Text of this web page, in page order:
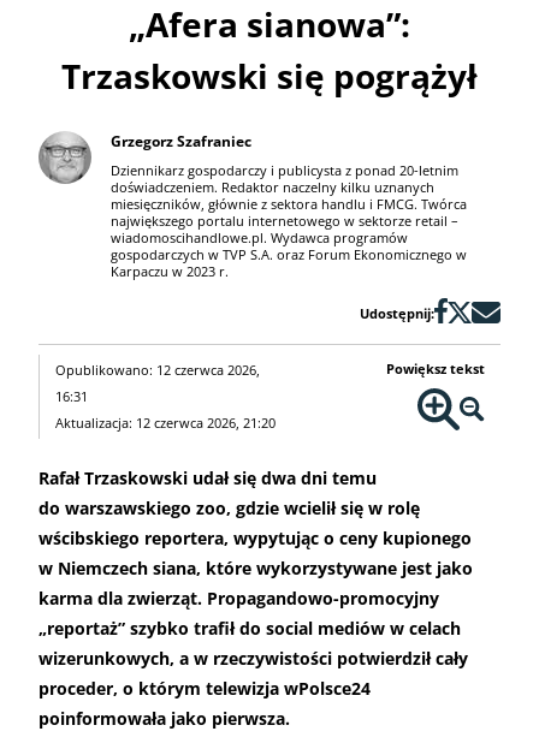
„Afera sianowa”:
Trzaskowski się pogrążył
Grzegorz Szafraniec
Dziennikarz gospodarczy i publicysta z ponad 20-letnim
doświadczeniem. Redaktor naczelny kilku uznanych
miesięczników, głównie z sektora handlu i FMCG. Twórca
największego portalu internetowego w sektorze retail –
wiadomoscihandlowe.pl. Wydawca programów
gospodarczych w TVP S.A. oraz Forum Ekonomicznego w
Karpaczu w 2023 r.
Udostępnij:
Opublikowano: 12 czerwca 2026,
16:31
Aktualizacja: 12 czerwca 2026, 21:20
Powiększ tekst
Rafał Trzaskowski udał się dwa dni temu
do warszawskiego zoo, gdzie wcielił się w rolę
wścibskiego reportera, wypytując o ceny kupionego
w Niemczech siana, które wykorzystywane jest jako
karma dla zwierząt. Propagandowo-promocyjny
„reportaż” szybko trafił do social mediów w celach
wizerunkowych, a w rzeczywistości potwierdził cały
proceder, o którym telewizja wPolsce24
poinformowała jako pierwsza.